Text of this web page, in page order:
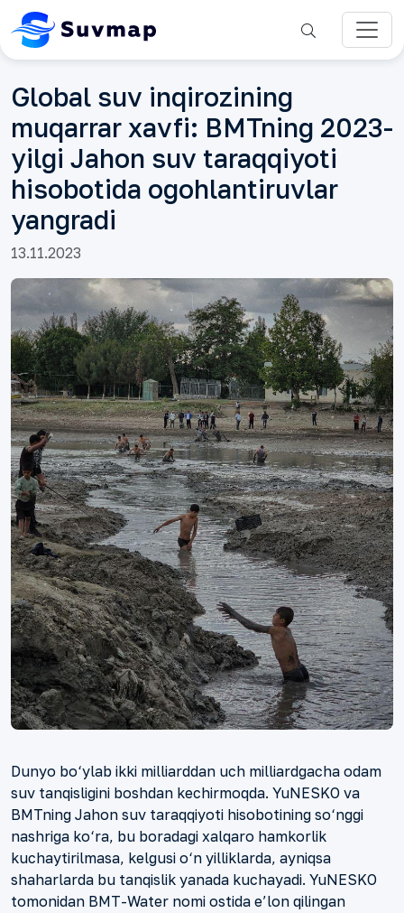
Global suv inqirozining
muqarrar xavfi: BMTning 2023-
yilgi Jahon suv taraqqiyoti
hisobotida ogohlantiruvlar
yangradi
13.11.2023
Dunyo bo‘ylab ikki milliarddan uch milliardgacha odam
suv tanqisligini boshdan kechirmoqda. YuNESKO va
BMTning Jahon suv taraqqiyoti hisobotining so‘nggi
nashriga ko‘ra, bu boradagi xalqaro hamkorlik
kuchaytirilmasa, kelgusi o‘n yilliklarda, ayniqsa
shaharlarda bu tanqislik yanada kuchayadi. YuNESKO
tomonidan BMT-Water nomi ostida e’lon qilingan